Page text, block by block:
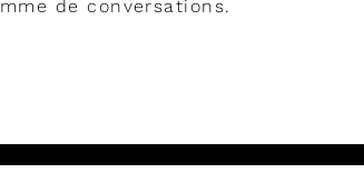
de conversations.